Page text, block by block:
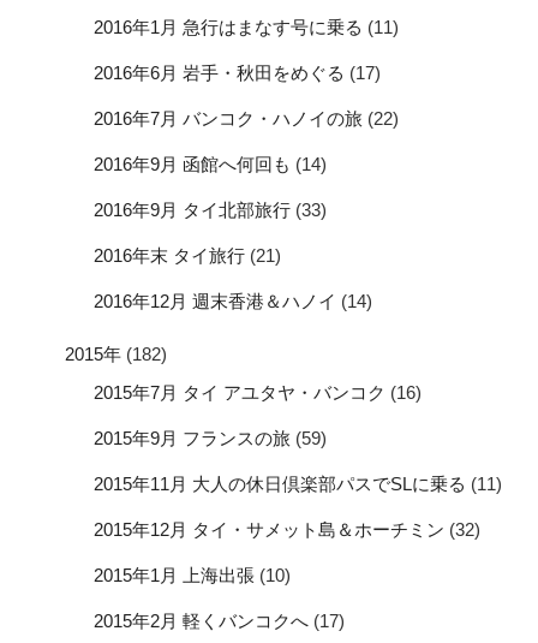
2016年1月 急行はまなす号に乗る (11)
2016年6月 岩手・秋田をめぐる (17)
2016年7月 バンコク・ハノイの旅 (22)
2016年9月 函館へ何回も (14)
2016年9月 タイ北部旅行 (33)
2016年末 タイ旅行 (21)
2016年12月 週末香港＆ハノイ (14)
2015年 (182)
2015年7月 タイ アユタヤ・バンコク (16)
2015年9月 フランスの旅 (59)
2015年11月 大人の休日倶楽部パスでSLに乗る (11)
2015年12月 タイ・サメット島＆ホーチミン (32)
2015年1月 上海出張 (10)
2015年2月 軽くバンコクへ (17)